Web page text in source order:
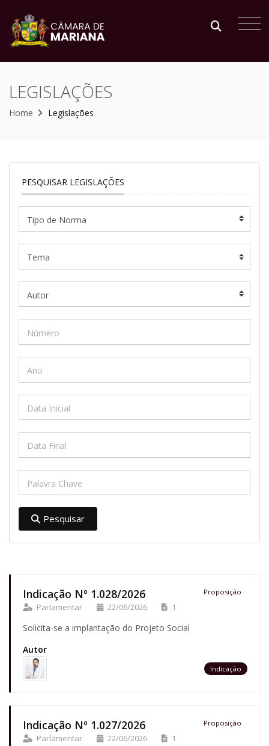
LEGISLAÇÕES
Home Legislações
Indicação Nº 1.028/2026 Proposição
Parlamentar 22/06/2026 1
Solicita-se a implantação do Projeto Social
Autor
Indicação
Indicação Nº 1.027/2026 Proposição
Parlamentar 22/06/2026 1
PESQUISAR LEGISLAÇÕES
Pesquisar